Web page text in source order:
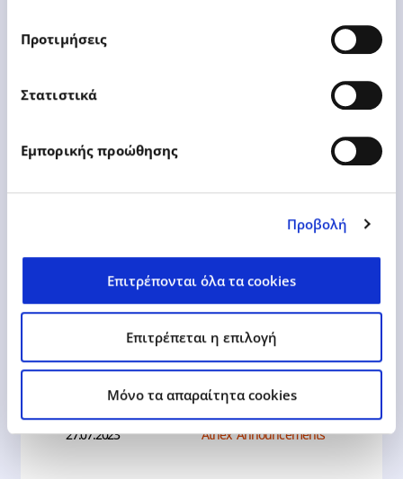
Προτιμήσεις
Στατιστικά
Εμπορικής προώθησης
Προβολή
Επιτρέπονται όλα τα cookies
Επιτρέπεται η επιλογή
Mόνο τα απαραίτητα cookies
Announcement of the election of
Learn More
27.07.2023 Athex Announcements